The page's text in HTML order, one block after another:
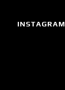
INSTAGRAM